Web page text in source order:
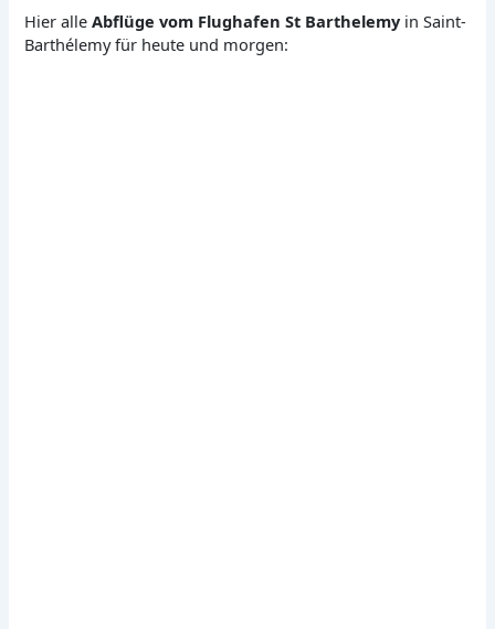
Hier alleAbflüge vom Flughafen St Barthelemyin Saint-
Barthélemy für heute und morgen: